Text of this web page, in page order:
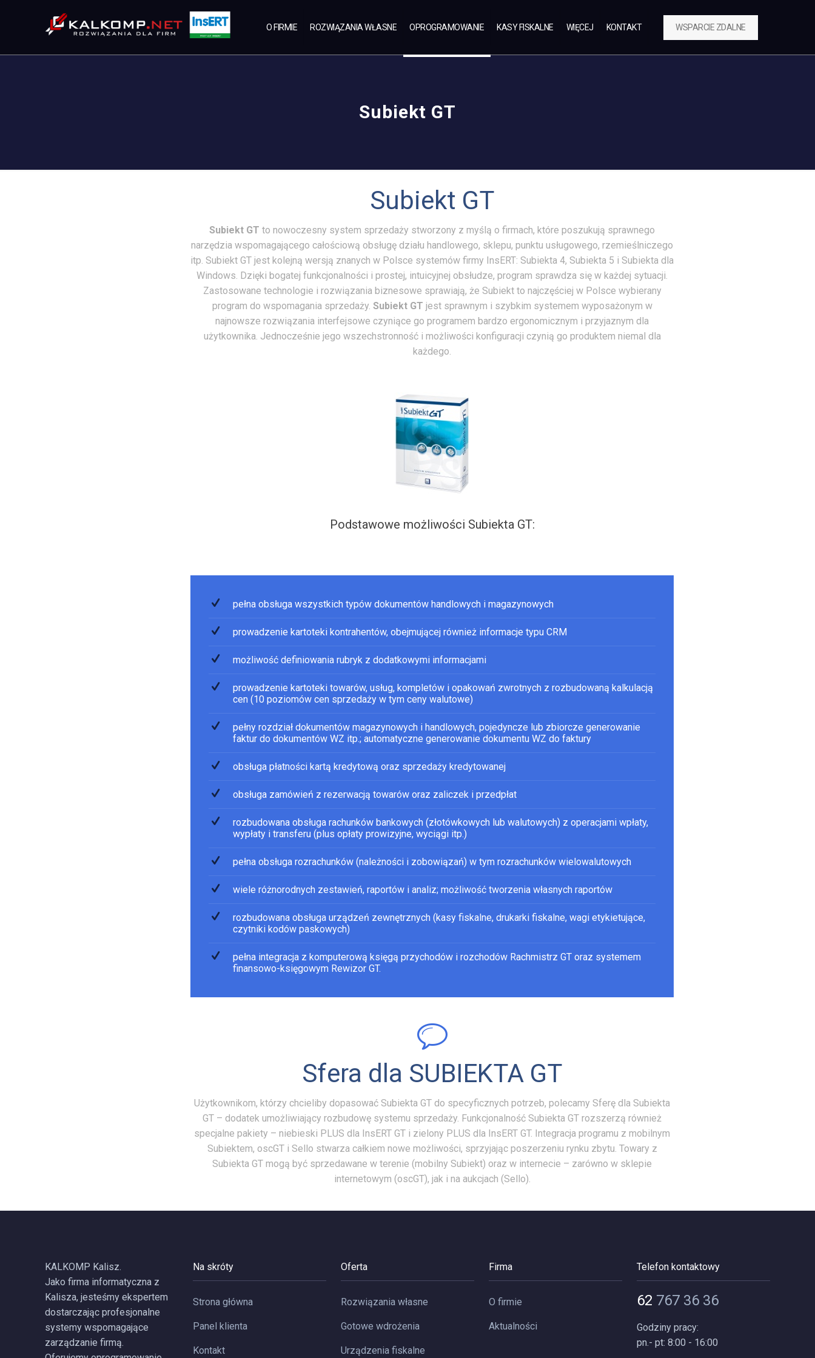
O FIRMIE ROZWIĄZANIA WŁASNE OPROGRAMOWANIE KASY FISKALNE WIĘCEJ KONTAKT WSPARCIE ZDALNE
Subiekt GT
Subiekt GT
Subiekt GT to nowoczesny system sprzedaży stworzony z myślą o firmach, które poszukują sprawnego
narzędzia wspomagającego całościową obsługę działu handlowego, sklepu, punktu usługowego, rzemieślniczego
itp. Subiekt GT jest kolejną wersją znanych w Polsce systemów firmy InsERT: Subiekta 4, Subiekta 5 i Subiekta dla
Windows. Dzięki bogatej funkcjonalności i prostej, intuicyjnej obsłudze, program sprawdza się w każdej sytuacji.
Zastosowane technologie i rozwiązania biznesowe sprawiają, że Subiekt to najczęściej w Polsce wybierany
program do wspomagania sprzedaży. Subiekt GT jest sprawnym i szybkim systemem wyposażonym w
najnowsze rozwiązania interfejsowe czyniące go programem bardzo ergonomicznym i przyjaznym dla
użytkownika. Jednocześnie jego wszechstronność i możliwości konfiguracji czynią go produktem niemal dla
każdego.
Podstawowe możliwości Subiekta GT:
pełna obsługa wszystkich typów dokumentów handlowych i magazynowych
prowadzenie kartoteki kontrahentów, obejmującej również informacje typu CRM
możliwość definiowania rubryk z dodatkowymi informacjami
prowadzenie kartoteki towarów, usług, kompletów i opakowań zwrotnych z rozbudowaną kalkulacją
cen (10 poziomów cen sprzedaży w tym ceny walutowe)
pełny rozdział dokumentów magazynowych i handlowych, pojedyncze lub zbiorcze generowanie
faktur do dokumentów WZ itp.; automatyczne generowanie dokumentu WZ do faktury
obsługa płatności kartą kredytową oraz sprzedaży kredytowanej
obsługa zamówień z rezerwacją towarów oraz zaliczek i przedpłat
rozbudowana obsługa rachunków bankowych (złotówkowych lub walutowych) z operacjami wpłaty,
wypłaty i transferu (plus opłaty prowizyjne, wyciągi itp.)
pełna obsługa rozrachunków (należności i zobowiązań) w tym rozrachunków wielowalutowych
wiele różnorodnych zestawień, raportów i analiz; możliwość tworzenia własnych raportów
rozbudowana obsługa urządzeń zewnętrznych (kasy fiskalne, drukarki fiskalne, wagi etykietujące,
czytniki kodów paskowych)
pełna integracja z komputerową księgą przychodów i rozchodów Rachmistrz GT oraz systemem
finansowo-księgowym Rewizor GT.
Sfera dla SUBIEKTA GT
Użytkownikom, którzy chcieliby dopasować Subiekta GT do specyficznych potrzeb, polecamy Sferę dla Subiekta
GT – dodatek umożliwiający rozbudowę systemu sprzedaży. Funkcjonalność Subiekta GT rozszerzą również
specjalne pakiety – niebieski PLUS dla InsERT GT i zielony PLUS dla InsERT GT. Integracja programu z mobilnym
Subiektem, oscGT i Sello stwarza całkiem nowe możliwości, sprzyjając poszerzeniu rynku zbytu. Towary z
Subiekta GT mogą być sprzedawane w terenie (mobilny Subiekt) oraz w internecie – zarówno w sklepie
internetowym (oscGT), jak i na aukcjach (Sello).
KALKOMP Kalisz.
Jako firma informatyczna z
Kalisza, jesteśmy ekspertem
dostarczając profesjonalne
systemy wspomagające
zarządzanie firmą.
Na skróty
Strona główna
Panel klienta
Kontakt
Oferta
Rozwiązania własne
Gotowe wdrożenia
Urządzenia fiskalne
Firma
O firmie
Aktualności
Telefon kontaktowy
62 767 36 36
Godziny pracy:
pn.- pt: 8:00 - 16:00